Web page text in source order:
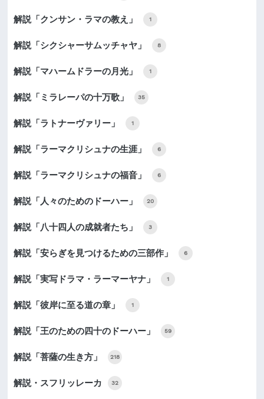
解説「クンサン・ラマの教え」 1
解説「シクシャーサムッチャヤ」 8
解説「マハームドラーの月光」 1
解説「ミラレーパの十万歌」 35
解説「ラトナーヴァリー」 1
解説「ラーマクリシュナの生涯」 6
解説「ラーマクリシュナの福音」 6
解説「人々のためのドーハー」 20
解説「八十四人の成就者たち」 3
解説「安らぎを見つけるための三部作」 6
解説「実写ドラマ・ラーマーヤナ」 1
解説「彼岸に至る道の章」 1
解説「王のための四十のドーハー」 59
解説「菩薩の生き方」 218
解説・スフリッレーカ 32